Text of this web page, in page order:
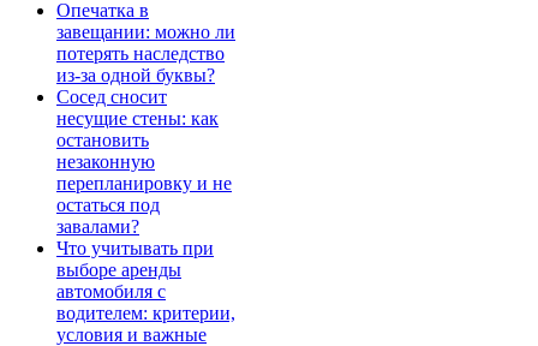
Опечатка в
завещании: можно ли
потерять наследство
из-за одной буквы?
Сосед сносит
несущие стены: как
остановить
незаконную
перепланировку и не
остаться под
завалами?
Что учитывать при
выборе аренды
автомобиля с
водителем: критерии,
условия и важные